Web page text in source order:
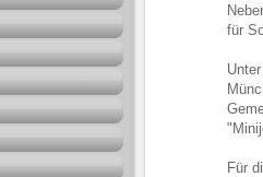
für
Für